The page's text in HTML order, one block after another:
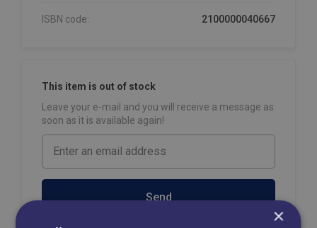
ISBN code: 2100000040667
This item is out of stock
Leave your e-mail and you will receive a message as
soon as it is available again!
Send
×